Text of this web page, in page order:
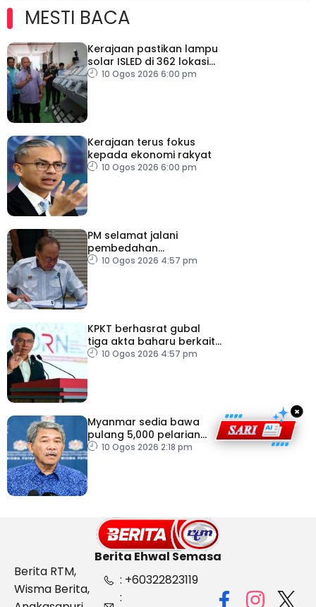
MESTI BACA
Kerajaan pastikan lampu
solar ISLED di 362 lokasi
berkualiti, selamat
10 Ogos 2026 6:00 pm
Kerajaan terus fokus
kepada ekonomi rakyat
10 Ogos 2026 6:00 pm
PM selamat jalani
pembedahan
laparoskopi rawat hernia
10 Ogos 2026 4:57 pm
KPKT berhasrat gubal
tiga akta baharu berkait
perumahan
10 Ogos 2026 4:57 pm
Myanmar sedia bawa
pulang 5,000 pelarian
guna kapal
10 Ogos 2026 2:18 pm
×
Berita Ehwal Semasa
Berita RTM,
Wisma Berita,
: +60322823119
: